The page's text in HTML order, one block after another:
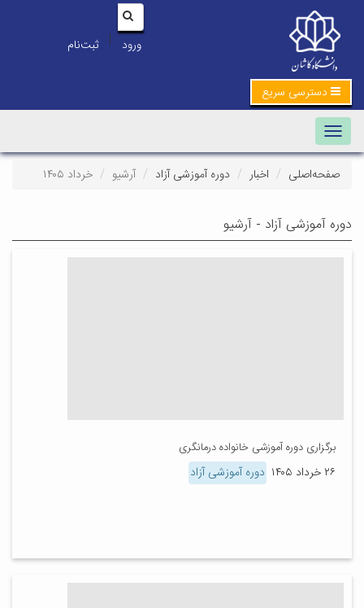
ورود | ثبت‌نام
دسترسی سریع
Toggle navigation
صفحه‌اصلی اخبار دوره آموزشی آزاد آرشیو خرداد ۱۴۰۵
دوره آموزشی آزاد - آرشیو
برگزاری دوره آموزشی خانواده درمانگری
۲۶ خرداد ۱۴۰۵ دوره آموزشی آزاد